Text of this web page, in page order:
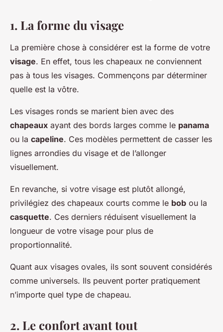
1. La forme du visage
La première chose à considérer est la forme de votre
visage. En effet, tous les chapeaux ne conviennent
pas à tous les visages. Commençons par déterminer
quelle est la vôtre.
Les visages ronds se marient bien avec des
chapeaux ayant des bords larges comme le panama
ou la capeline. Ces modèles permettent de casser les
lignes arrondies du visage et de l’allonger
visuellement.
En revanche, si votre visage est plutôt allongé,
privilégiez des chapeaux courts comme le bob ou la
casquette. Ces derniers réduisent visuellement la
longueur de votre visage pour plus de
proportionnalité.
Quant aux visages ovales, ils sont souvent considérés
comme universels. Ils peuvent porter pratiquement
n’importe quel type de chapeau.
2. Le confort avant tout